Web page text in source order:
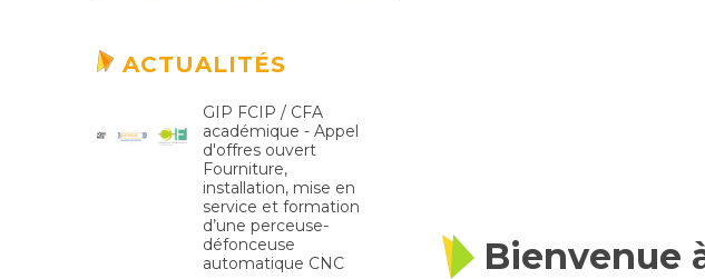
ACTUALITÉS
GIP FCIP / CFA
académique - Appel
d'offres ouvert
Fourniture,
installation, mise en
service et formation
d’une perceuse-
défonceuse
automatique CNC
Bienvenue